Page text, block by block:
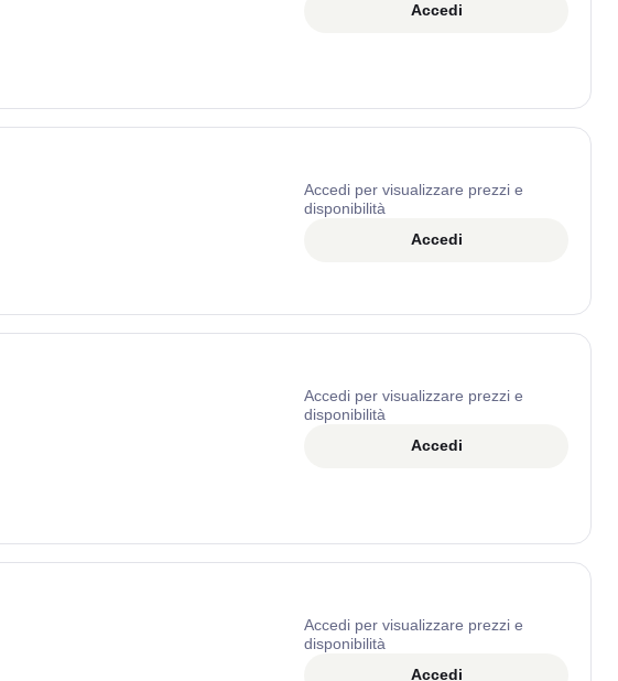
Accedi
Accedi per visualizzare prezzi e
disponibilità
Accedi
Accedi per visualizzare prezzi e
disponibilità
Accedi
Accedi per visualizzare prezzi e
disponibilità
Accedi